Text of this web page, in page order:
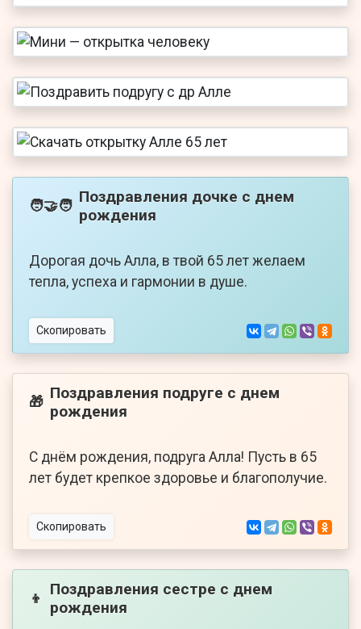
🧑‍🤝‍🧑 Поздравления дочке с днем
рождения
Дорогая дочь Алла, в твой 65 лет желаем
тепла, успеха и гармонии в душе.
Скопировать
🎁 Поздравления подруге с днем
рождения
С днём рождения, подруга Алла! Пусть в 65
лет будет крепкое здоровье и благополучие.
Скопировать
👦
Поздравления сестре с днем
рождения